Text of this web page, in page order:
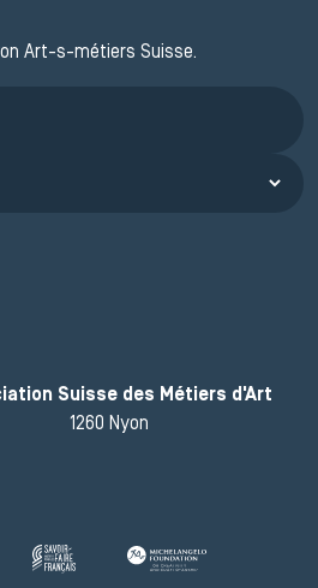
Art-s-métiers Suisse.
Suisse des Métiers d'Art
1260 Nyon